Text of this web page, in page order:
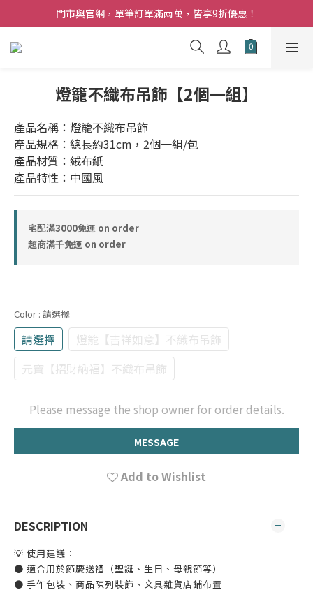
夏日購花福利．消費不限金額【贈】乾燥玫瑰乙束
門市與官網，單筆訂單滿兩萬，皆享9折優惠！
夏日購花福利．消費不限金額【贈】乾燥玫瑰乙束
燈籠不織布吊飾【2個一組】
產品名稱：燈籠不織布吊飾
產品規格：總長約31cm，2個一組/包
產品材質：絨布紙
產品特性：中國風
宅配滿3000免運 on order
超商滿千免運 on order
Color : 請選擇
請選擇
燈籠【吉祥如意】不織布吊飾
元寶【招財納福】不織布吊飾
Please message the shop owner for order details.
MESSAGE
Add to Wishlist
DESCRIPTION
💡 使用建議：
● 適合用於節慶送禮（聖誕、生日、母親節等）
● 手作包裝、商品陳列裝飾、文具雜貨店鋪布置